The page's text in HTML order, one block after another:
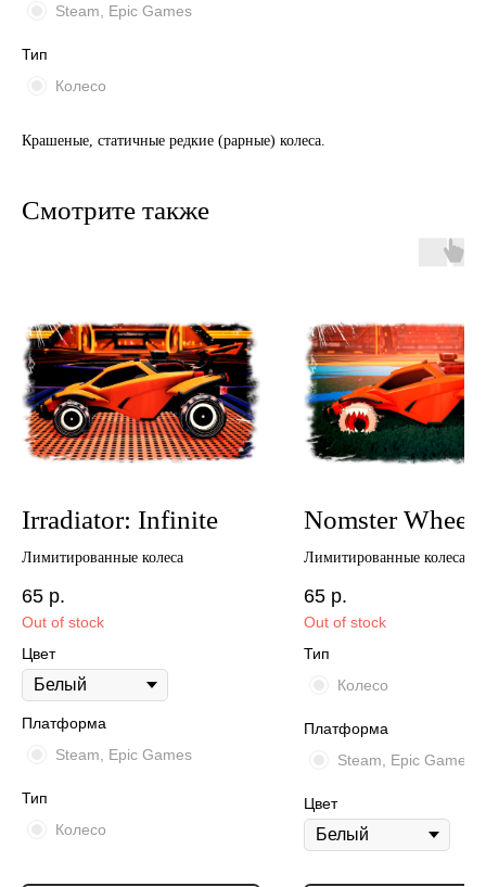
Steam, Epic Games
Тип
Колесо
Крашеные, статичные редкие (рарные) колеса.
Смотрите также
Irradiator: Infinite
Лимитированные колеса
65 р.
Out of stock
Цвет
Платформа
Steam, Epic Games
Тип
Колесо
Nomster Wheels
Лимитированные колеса
65 р.
Out of stock
Тип
Колесо
Платформа
Steam, Epic Games
Цвет